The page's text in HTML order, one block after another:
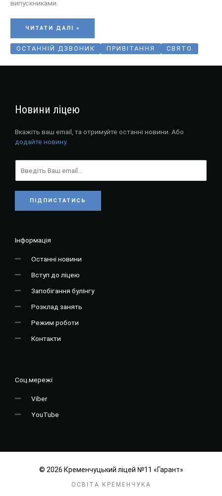
випускниками.
ЧИТАТИ ДАЛІ »
ОСТАННІЙ ДЗВОНИК ПРИВІТАННЯ СВЯТО
Новини ліцею
Вкажіть ваш email, та отримуйте останні новини. Або
додайте новину.
ПІДПИСТАТИСЬ
Інформація
Останні новини
Вступ до ліцею
Запобігання булінгу
Розклад занять
Режим роботи
Контакти
Соц.мережі
Viber
YouTube
© 2026 Кременчуцький ліцей №11 «Гарант»
ОСВІТА КРЕМЕНЧУКА